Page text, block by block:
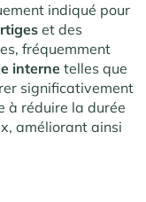
indiqué pour
et des
fréquemment
interne telles que
significativement
à réduire la durée
améliorant ainsi